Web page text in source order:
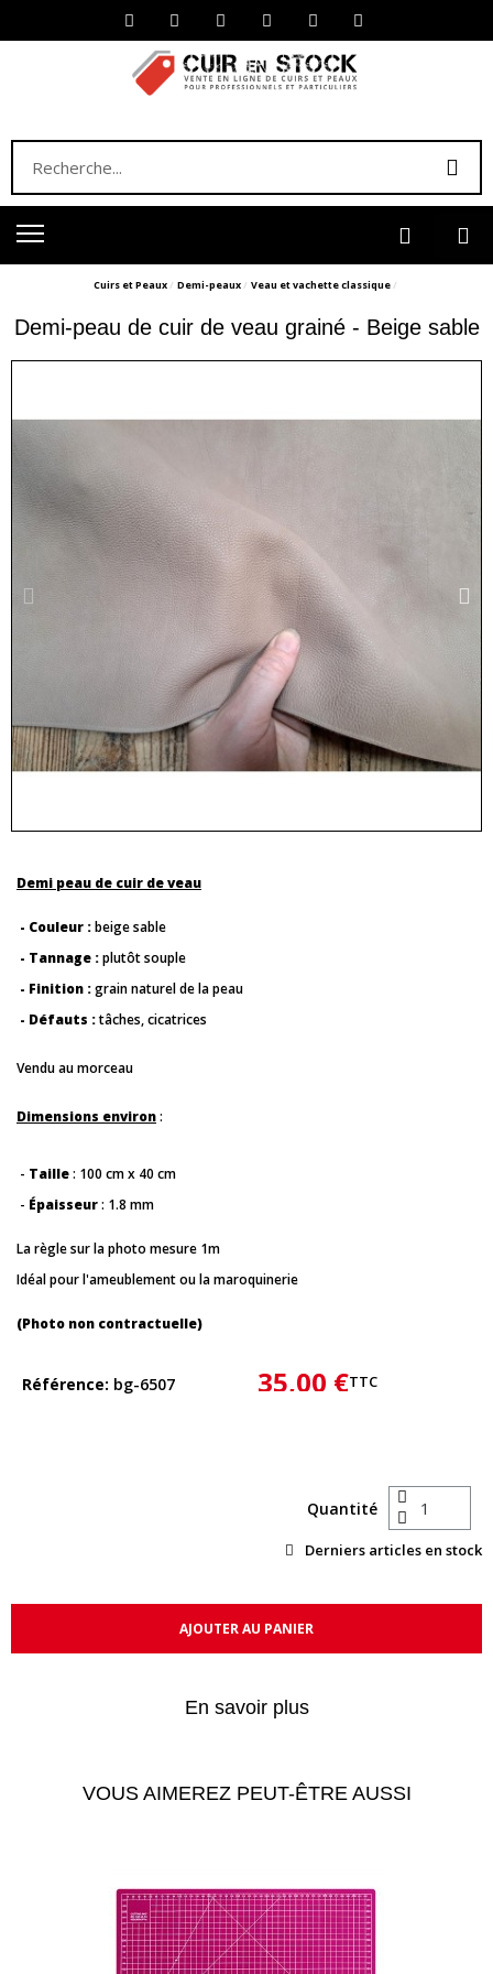
Cuirs et Peaux Demi-peaux Veau et vachette classique
Demi-peau de cuir de veau grainé - Beige sable
Demi peau de cuir de veau
- Couleur :beige sable
- Tannage :plutôt souple
- Finition :grain naturel de la peau
- Défauts :tâches, cicatrices
Vendu au morceau
Dimensions environ:
- Taille: 100 cm x 40 cm
- Épaisseur: 1.8 mm
La règle sur la photo mesure 1m
Idéal pour l'ameublement ou la maroquinerie
(Photo non contractuelle)
Référence bg-6507 35,00 €TTC
Quantité
Derniers articles en stock
AJOUTER AU PANIER
En savoir plus
VOUS AIMEREZ PEUT-ÊTRE AUSSI